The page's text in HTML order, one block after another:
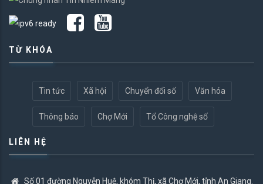
TỪ KHÓA
Tin tức Xã hội Chuyển đổi số Văn hóa
Thông báo Chợ Mới Tổ Công nghệ số
LIÊN HỆ
Số 01 đường Nguyễn Huệ, khóm Thị, xã Chợ Mới, tỉnh An Giang.